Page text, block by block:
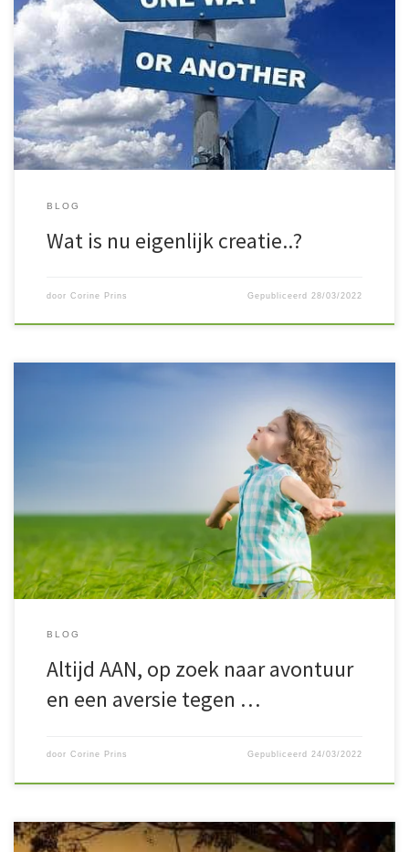
Wat is nou eigenlijk creatie..?
Creatie gaat over keuze… Iedere
keer dat je iets kiest, dan creëer je iets..Álles in je leven heb je zelf
gecreërd..
Daarin is niks goed of verkeerd, het is slechts een
keuze die zich op heeft gevolgd in een situatie of een
mogelijkheid..en dat kan […]
BLOG
Wat is nu eigenlijk creatie..?
door Corine Prins Gepubliceerd 28/03/2022
‘ Kan ik een afspraak maken voor mijn dochters van 4 en 7 jaar..?
Ze kunnen allebei wel wat ontlading gebruiken en ik denk dat een
Zeker!! Jullie zijn van harte
Vanmiddag stapte de 2 dames met hun moeder
binnen, het jongste […]
BLOG
Altijd AAN, op zoek naar avontuur
en een aversie tegen …
door Corine Prins Gepubliceerd24/03/2022